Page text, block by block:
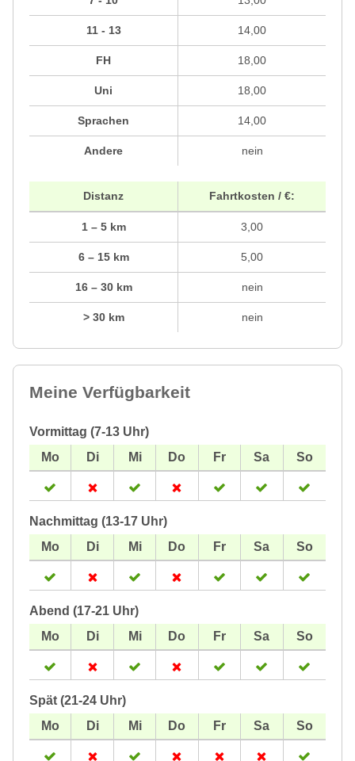
11 - 13
FH
Uni
Sprachen
Andere
14,00
18,00
18,00
14,00
nein
Distanz
1 – 5 km
6 – 15 km
16 – 30 km
> 30 km
Fahrtkosten / €:
3,00
5,00
nein
nein
Meine Verfügbarkeit
Vormittag (7-13 Uhr)
Nachmittag (13-17 Uhr)
Abend (17-21 Uhr)
Spät (21-24 Uhr)